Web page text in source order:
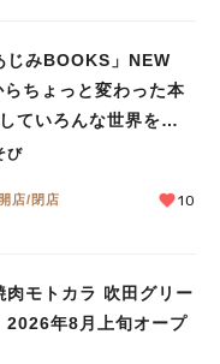
じみBOOKS」NEW
ちょっと変わった本
ていろんな世界をあ
ん
び
開店/閉店 10
肉モトカラ 吹田グリー
2026年8月上旬オープ
#カフェ #まとめ
開発プロジェクト